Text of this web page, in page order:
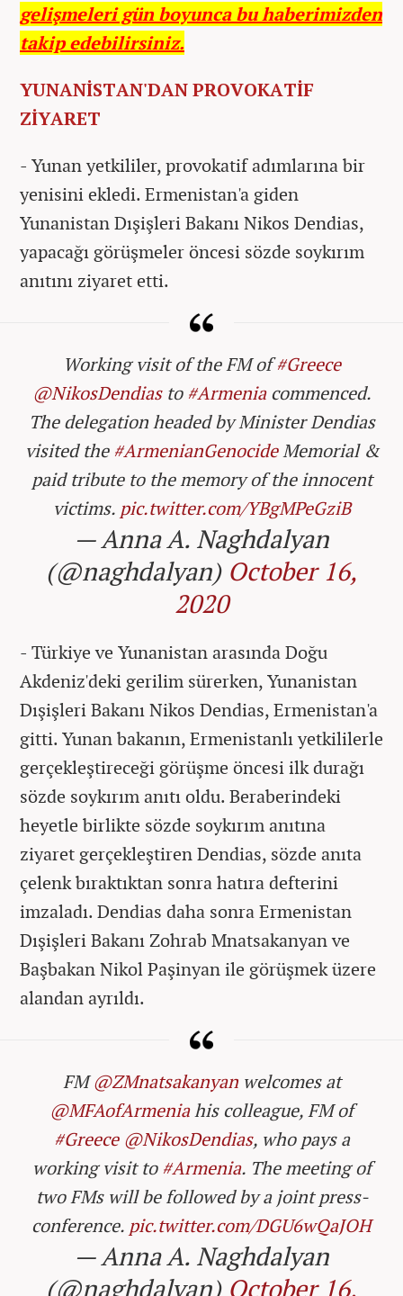
gelişmeleri gün boyunca bu haberimizden
takip edebilirsiniz.
YUNANİSTAN'DAN PROVOKATİF
ZİYARET
- Yunan yetkililer, provokatif adımlarına bir
yenisini ekledi. Ermenistan'a giden
Yunanistan Dışişleri Bakanı Nikos Dendias,
yapacağı görüşmeler öncesi sözde soykırım
anıtını ziyaret etti.
Working visit of the FM of#Greece
@NikosDendiasto #Armeniacommenced.
The delegation headed by Minister Dendias
visited the #ArmenianGenocideMemorial &
paid tribute to the memory of the innocent
victims. pic.twitter.com/YBgMPeGziB
— Anna A. Naghdalyan
(@naghdalyan) October 16,
2020
- Türkiye ve Yunanistan arasında Doğu
Akdeniz'deki gerilim sürerken, Yunanistan
Dışişleri Bakanı Nikos Dendias, Ermenistan'a
gitti. Yunan bakanın, Ermenistanlı yetkililerle
gerçekleştireceği görüşme öncesi ilk durağı
sözde soykırım anıtı oldu. Beraberindeki
heyetle birlikte sözde soykırım anıtına
ziyaret gerçekleştiren Dendias, sözde anıta
çelenk bıraktıktan sonra hatıra defterini
imzaladı. Dendias daha sonra Ermenistan
Dışişleri Bakanı Zohrab Mnatsakanyan ve
Başbakan Nikol Paşinyan ile görüşmek üzere
alandan ayrıldı.
FM@ZMnatsakanyanwelcomes at
@MFAofArmeniahis colleague, FM of
#Greece @NikosDendias, who pays a
working visit to #Armenia. The meeting of
two FMs will be followed by a joint press-
conference. pic.twitter.com/DGU6wQaJOH
— Anna A. Naghdalyan
(@naghdalyan) October 16,